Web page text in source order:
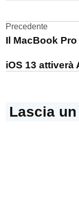
12
Rumors
Precedente
Il MacBook
iOS 13 attiverà
Lascia